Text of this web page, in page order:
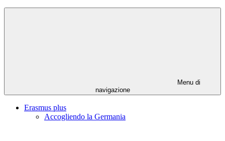
Menu di
navigazione
Erasmus plus
Accogliendo la Germania